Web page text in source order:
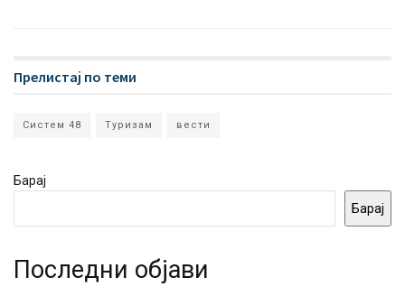
Прелистај по теми
Систем 48 Туризам вести
Барај
Барај
Последни објави